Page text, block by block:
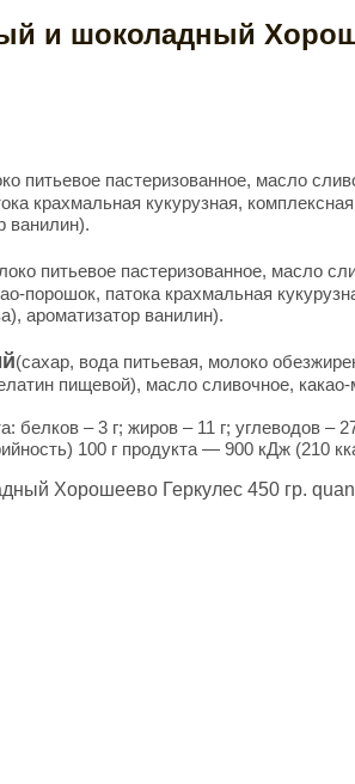
и шоколадный
питьевое пастеризованное, масло
крахмальная кукурузная,
ванилин).
питьевое пастеризованное, масло
порошок, патока крахмальная
ароматизатор ванилин).
(сахар, вода питьевая, молоко
пищевой), масло сливочное,
белков – 3 г; жиров – 11 г; углеводов –
100 г продукта — 900 кДж (210
Хорошеево Геркулес 450 гр.